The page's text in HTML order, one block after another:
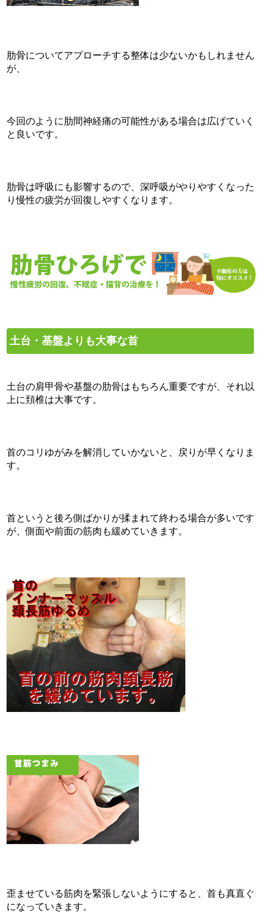
肋骨についてアプローチする整体は少ないかもしれません
が、
今回のように肋間神経痛の可能性がある場合は広げていく
と良いです。
肋骨は呼吸にも影響するので、深呼吸がやりやすくなった
り慢性の疲労が回復しやすくなります。
土台・基盤よりも大事な首
土台の肩甲骨や基盤の肋骨はもちろん重要ですが、それ以
上に頚椎は大事です。
首のコリゆがみを解消していかないと、戻りが早くなりま
す。
首というと後ろ側ばかりが揉まれて終わる場合が多いです
が、側面や前面の筋肉も緩めていきます。
歪ませている筋肉を緊張しないようにすると、首も真直ぐ
になっていきます。